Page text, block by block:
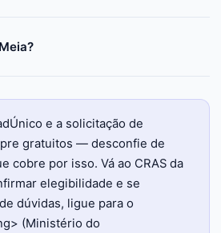
e a solicitação de
gratuitos — desconfie de
cobre por isso. Vá ao CRAS da
elegibilidade e se
dúvidas, ligue para o
(Ministério do